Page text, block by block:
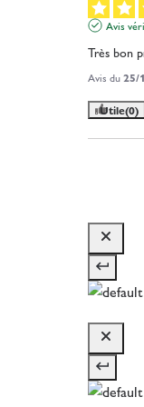
Avis
Très bon
Avis du25/
Utile(0)